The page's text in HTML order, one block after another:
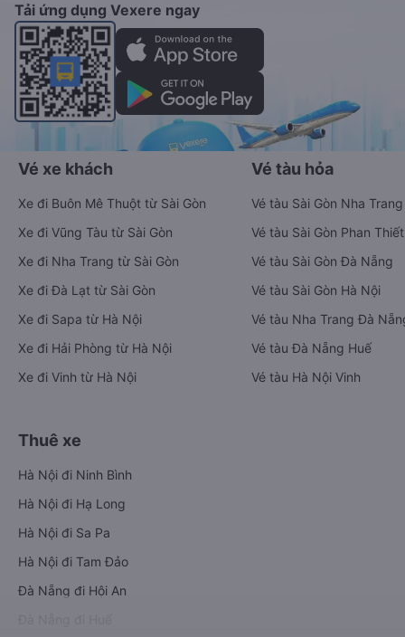
Tải ứng dụng Vexere ngay
Vé xe khách
Xe đi Buôn Mê Thuột từ Sài Gòn
Xe đi Vũng Tàu từ Sài Gòn
Xe đi Nha Trang từ Sài Gòn
Xe đi Đà Lạt từ Sài Gòn
Xe đi Sapa từ Hà Nội
Xe đi Hải Phòng từ Hà Nội
Xe đi Vinh từ Hà Nội
Vé tàu hỏa
Vé tàu Sài Gòn Nha Trang
Vé tàu Sài Gòn Phan Thiết
Vé tàu Sài Gòn Đà Nẵng
Vé tàu Sài Gòn Hà Nội
Vé tàu Nha Trang Đà
Vé tàu Đà Nẵng Huế
Vé tàu Hà Nội Vinh
Thuê xe
Hà Nội đi Ninh Bình
Hà Nội đi Hạ Long
Hà Nội đi Sa Pa
Hà Nội đi Tam Đảo
Đà Nẵng đi Hội An